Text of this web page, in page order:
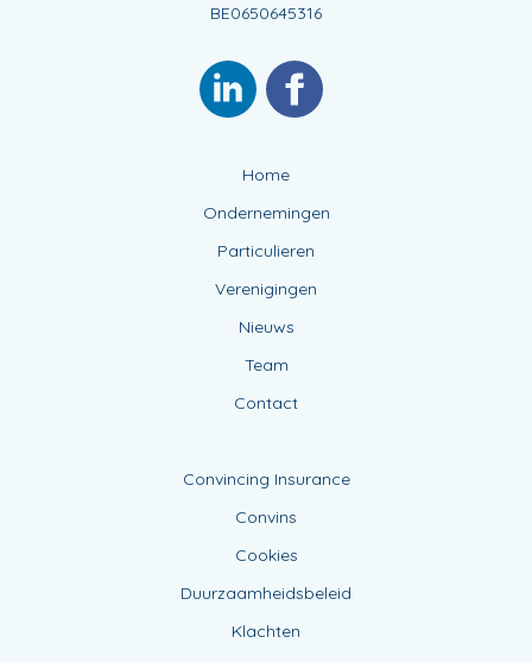
BE0650645316
Home
Ondernemingen
Particulieren
Verenigingen
Nieuws
Team
Contact
Convincing Insurance
Convins
Cookies
Duurzaamheidsbeleid
Klachten